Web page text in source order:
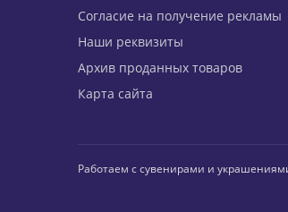
Согласие на получение рекламы
Наши реквизиты
Архив проданных товаров
Карта сайта
Работаем с сувенирами и